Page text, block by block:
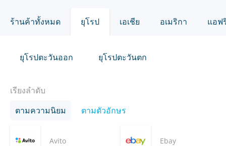
ร้านค้าทั้งหมด ยุโรป เอเชีย อเมริกา แอฟ
ยุโรปตะวันออก ยุโรปตะวันตก
เรียงลำดับ
ตามความนิยม
ตามตัวอักษร
Avito Ebay